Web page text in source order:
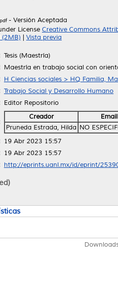
- Versión Aceptada
License Creative Commons
Vista previa
Tesis (Maestría)
Maestría en trabajo social con
H Ciencias sociales > HQ Familia,
Trabajo Social y Desarrollo Humano
Editor Repositorio
Creador Email
Pruneda Estrada, Hilda NO
19 Abr 2023 15:57
19 Abr 2023 15:57
http://eprints.uanl.mx/id/eprint/